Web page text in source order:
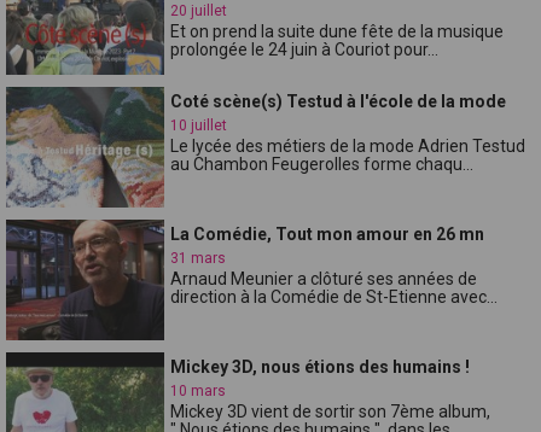
20 juillet
Et on prend la suite dune fête de la musique
prolongée le 24 juin à Couriot pour...
Coté scène(s) Testud à l'école de la mode
10 juillet
Le lycée des métiers de la mode Adrien Testud
au Chambon Feugerolles forme chaqu...
La Comédie, Tout mon amour en 26 mn
31 mars
Arnaud Meunier a clôturé ses années de
direction à la Comédie de St-Etienne avec...
Mickey 3D, nous étions des humains !
10 mars
Mickey 3D vient de sortir son 7ème album,